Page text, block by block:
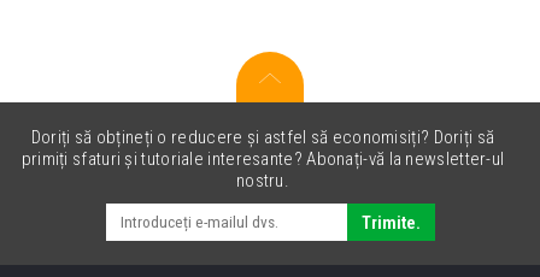
Doriți să obțineți o reducere și astfel să economisiți? Doriți să
primiți sfaturi și tutoriale interesante? Abonați-vă la newsletter-ul
nostru.
Trimite.